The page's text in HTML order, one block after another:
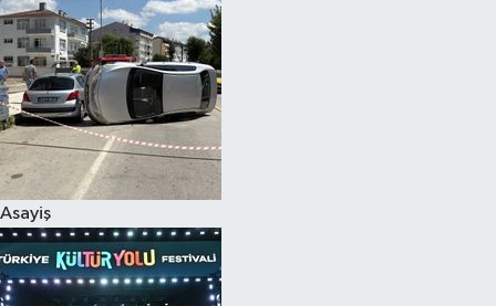
Asayiş
Televizyon
Yaşam-Çevre